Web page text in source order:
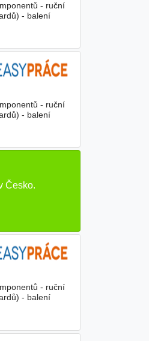
- ruční
- balení
- ruční
- balení
Česko.
- ruční
- balení